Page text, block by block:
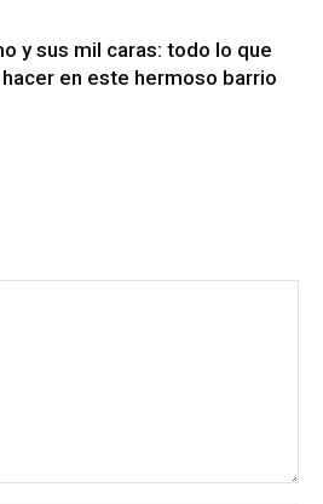
y sus mil caras: todo lo que
en este hermoso barrio